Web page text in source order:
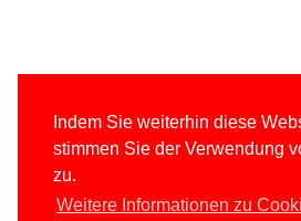
Indem Sie weiterhin diese
stimmen Sie der Verwendung
zu.
Weitere Informationen zu